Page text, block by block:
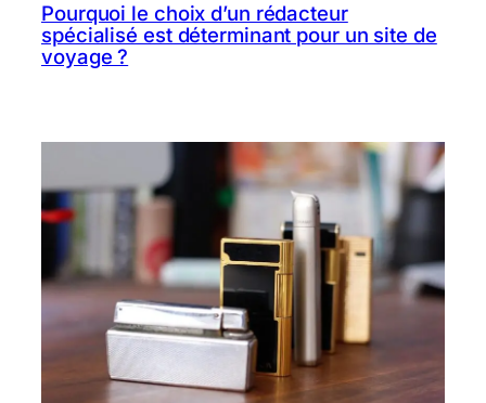
Pourquoi le choix d’un rédacteur
spécialisé est déterminant pour un site de
voyage ?